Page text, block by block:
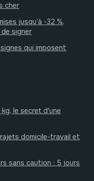
cher
jusqu’à -32 %,
signer
qui imposent
le secret d'une
domicile-travail et
sans caution : 5 jours